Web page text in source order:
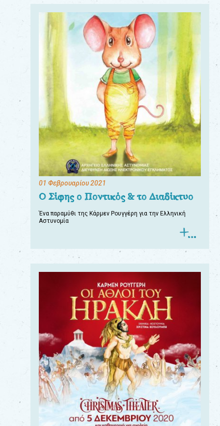
01 Φεβρουαρίου 2021
Ο Σίφης ο Ποντικός & το Διαδίκτυο
Ένα παραμύθι της Κάρμεν Ρουγγέρη για την Ελληνική
Αστυνομία